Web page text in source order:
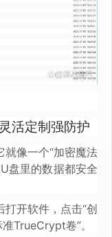
活定制强防护
像一个“加密魔法
盘里的数据都安全
开软件，点击“创
TrueCrypt卷”。